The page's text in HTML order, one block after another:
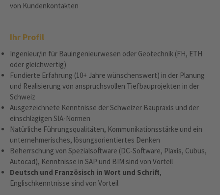
von Kundenkontakten
Ihr Profil
Ingenieur/in für Bauingenieurwesen oder Geotechnik (FH, ETH
oder gleichwertig)
Fundierte Erfahrung (10+ Jahre wünschenswert) in der Planung
und Realisierung von anspruchsvollen Tiefbauprojekten in der
Schweiz
Ausgezeichnete Kenntnisse der Schweizer Baupraxis und der
einschlägigen SIA-Normen
Natürliche Führungsqualitäten, Kommunikationsstärke und ein
unternehmerisches, lösungsorientiertes Denken
Beherrschung von Spezialsoftware (DC-Software, Plaxis, Cubus,
Autocad), Kenntnisse in SAP und BIM sind von Vorteil
Deutsch und Französisch in Wort und Schrift,
Englischkenntnisse sind von Vorteil